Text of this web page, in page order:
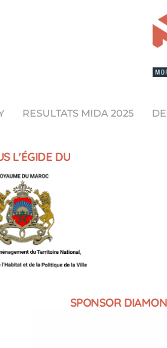
RESULTATS MIDA 2025
L'ÉGIDE DU
SPONSOR